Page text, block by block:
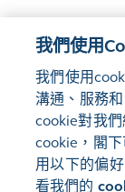
隱私聲明
關注我們:
我們使用
我們使用
溝通、服務
cookie對我
cookie，閣
用以下的偏
看我們的